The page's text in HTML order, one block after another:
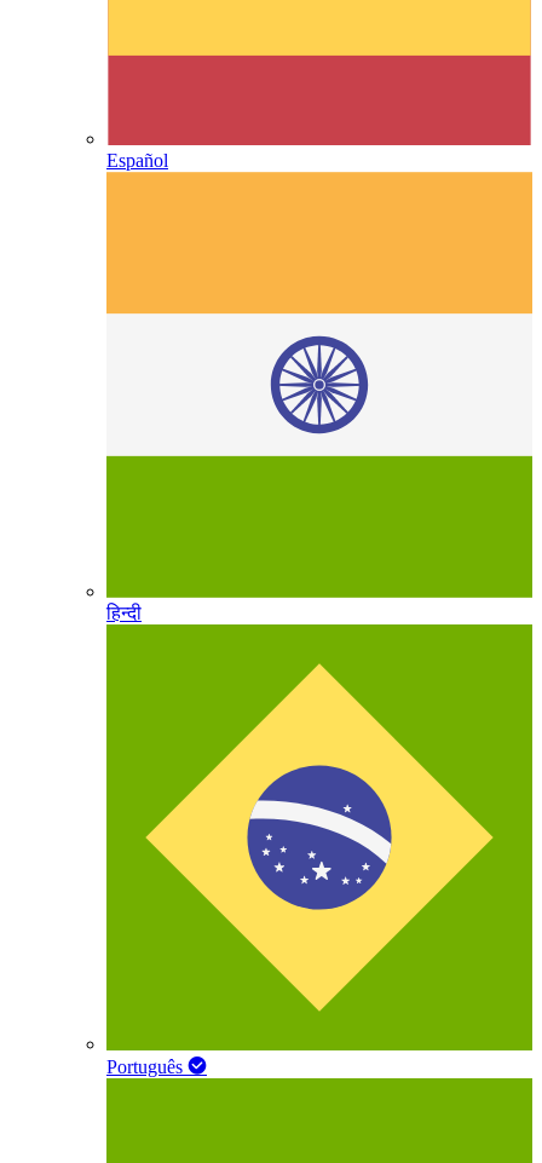
Español
हिन्दी
Português